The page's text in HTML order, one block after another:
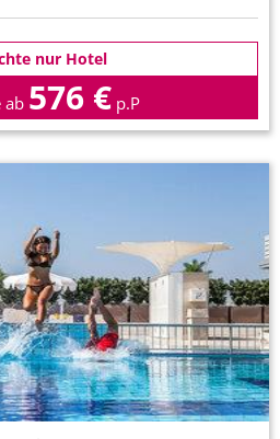
nur Hotel
ab 576 € p.P